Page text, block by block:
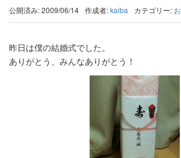
公開済み: 2009/06/14 作成者:kaiba カテゴリー:
昨日は僕の結婚式でした。
ありがとう、みんなありがとう！